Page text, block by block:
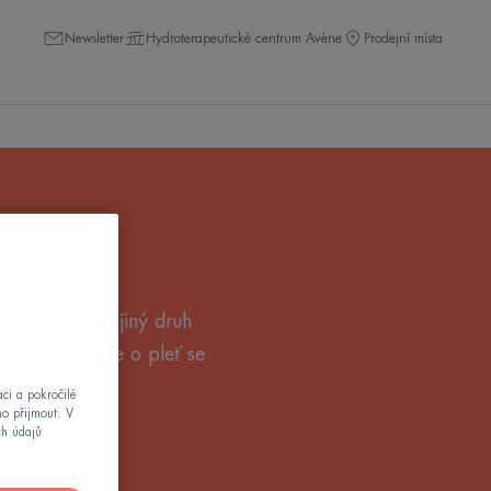
Newsletter Hydroterapeutické centrum Avène Prodejní místa
zatímco jiný druh
péče o pleť se
a pokročilé
přijmout. V
údajů